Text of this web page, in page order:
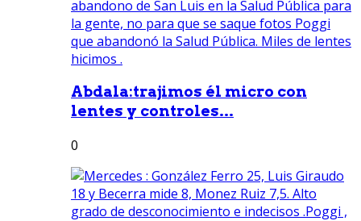
Abdala:trajimos él micro con
lentes y controles...
0